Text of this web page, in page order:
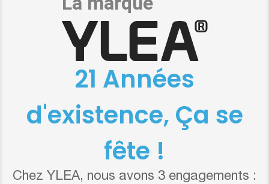
21 Années
d'existence, Ça se
fête !
Chez YLEA, nous avons 3 engagements :